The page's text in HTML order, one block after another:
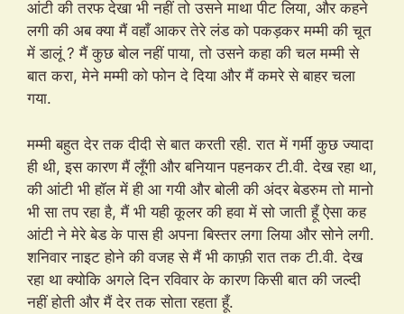
आंटी की तरफ देखा भी नहीं तो उसने माथा पीट लिया, और कहने
लगी की अब क्या मैं वहाँ आकर तेरे लंड को पकड़कर मम्मी की चूत
में डालूं ? मैं कुछ बोल नहीं पाया, तो उसने कहा की चल मम्मी से
बात करा, मेने मम्मी को फोन दे दिया और मैं कमरे से बाहर चला
गया.
मम्मी बहुत देर तक दीदी से बात करती रही. रात में गर्मीं कुछ ज्यादा
ही थी, इस कारण मैं लूँगी और बनियान पहनकर टी.वी. देख रहा था,
की आंटी भी हॉल में ही आ गयी और बोली की अंदर बेडरुम तो मानो
भी सा तप रहा है, मैं भी यही कूलर की हवा में सो जाती हूँ ऐसा कह
आंटी ने मेरे बेड के पास ही अपना बिस्तर लगा लिया और सोने लगी.
शनिवार नाइट होने की वजह से मैं भी काफ़ी रात तक टी.वी. देख
रहा था क्योकि अगले दिन रविवार के कारण किसी बात की जल्दी
नहीं होती और मैं देर तक सोता रहता हूँ.